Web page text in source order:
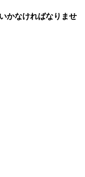
かなければなりませ